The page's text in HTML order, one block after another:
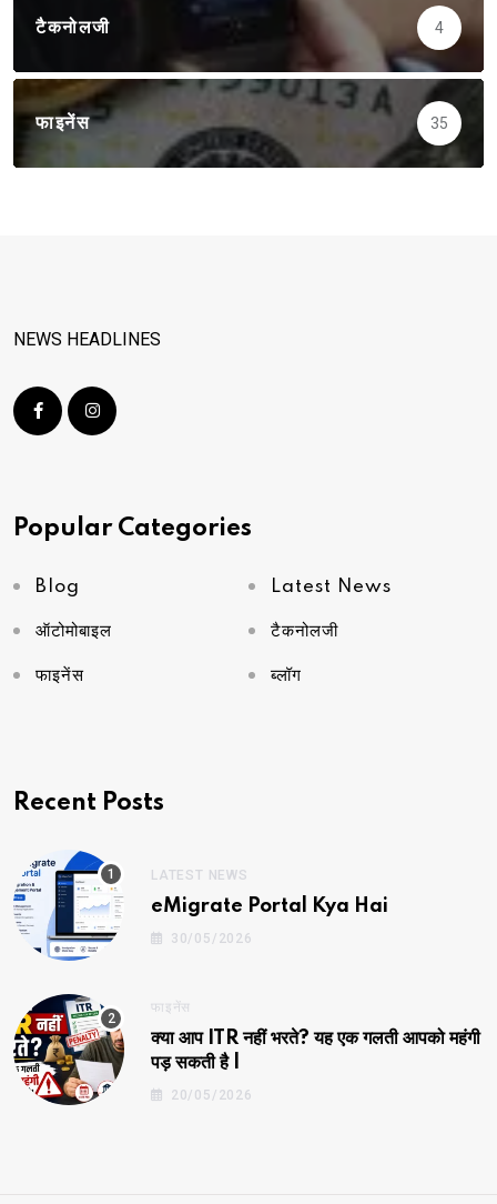
टैकनोलजी 4
फाइनेंस 35
NEWS HEADLINES
Popular Categories
Blog Latest News
ऑटोमोबाइल टैकनोलजी
फाइनेंस ब्लॉग
Recent Posts
LATEST NEWS
eMigrate Portal Kya Hai
30/05/2026
फाइनेंस
क्या आप ITR नहीं भरते? यह एक गलती आपको महंगी
पड़ सकती है |
20/05/2026